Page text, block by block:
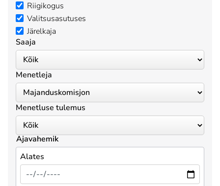
Riigikogus
Valitsusasutuses
Järelkaja
Saaja
Menetleja
Menetluse tulemus
Ajavahemik
Alates